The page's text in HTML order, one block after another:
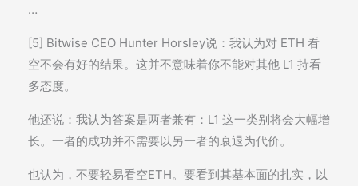
…
[5] Bitwise CEO Hunter Horsley说：我认为对 ETH 看
空不会有好的结果。这并不意味着你不能对其他 L1 持看
多态度。
他还说：我认为答案是两者兼有：L1 这一类别将会大幅增
长。一者的成功并不需要以另一者的衰退为代价。
也认为，不要轻易看空ETH。要看到其基本面的扎实，以